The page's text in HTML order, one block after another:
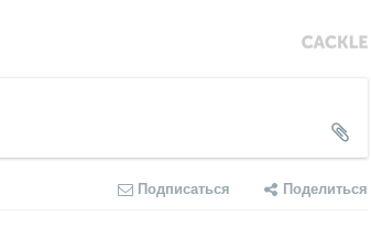
Подписаться Поделиться